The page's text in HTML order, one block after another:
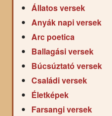
Állatos versek
Anyák napi versek
Arc poetica
Ballagási versek
Búcsúztató versek
Családi versek
Életképek
Farsangi versek